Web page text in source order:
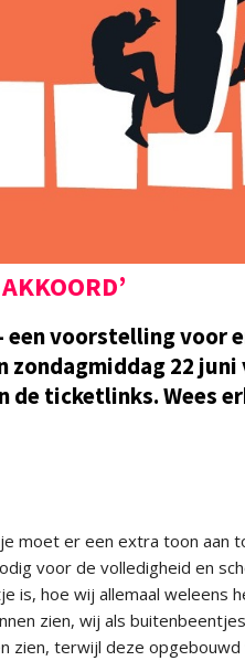
een voorstelling voor
22 juni
de ticketlinks. Wees
moet er een extra toon aan
voor de volledigheid en
is, hoe wij allemaal weleens
zien, wij als
zien, terwijl deze